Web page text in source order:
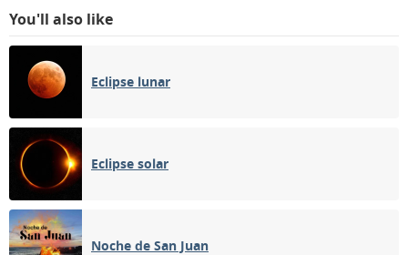
You'll also like
Eclipse lunar
Eclipse solar
Noche de San Juan